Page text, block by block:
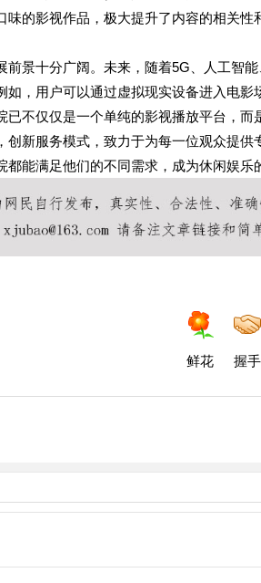
味的影视作品，极大提升了内容的相关
前景十分广阔。未来，随着5G、人工智
如，用户可以通过虚拟现实设备进入电
已不仅仅是一个单纯的影视播放平台，
创新服务模式，致力于为每一位观众提
都能满足他们的不同需求，成为休闲娱乐
鲜花 握手